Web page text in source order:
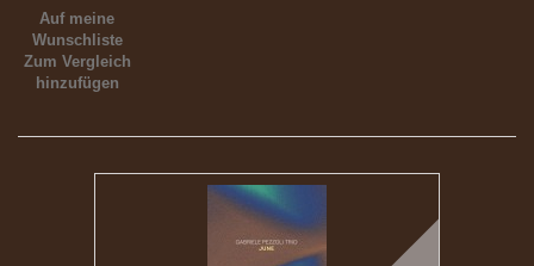
Auf meine
Wunschliste
Zum Vergleich
hinzufügen